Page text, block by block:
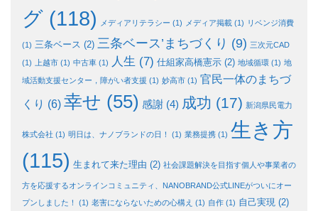
グ (118) メディアリテラシー (1) メディア掲載 (1) リベンジ消費
(1) 三条ベース (2) 三条ベース’まちづくり (9) 三次元CAD
(1) 上越市 (1) 中古車 (1) 人生 (7) 仕組家高橋憲示 (2) 地域循環 (1) 地
域活動支援センター，障がい者支援 (1) 妙高市 (1) 官民一体のまちづ
くり (6) 幸せ (55) 感謝 (4) 成功 (17) 新潟県民電力
株式会社 (1) 明日は、ナノブランドの日！ (1) 業務提携 (1) 生き方
(115) 生まれて来た理由 (2) 社会課題解決を目指す個人や事業者の
方を応援するオンラインコミュニティ、NANOBRAND公式LINEがついにオー
プンしました！
(1) 老害にならないための心構え (1) 自作 (1) 自己実現 (2)